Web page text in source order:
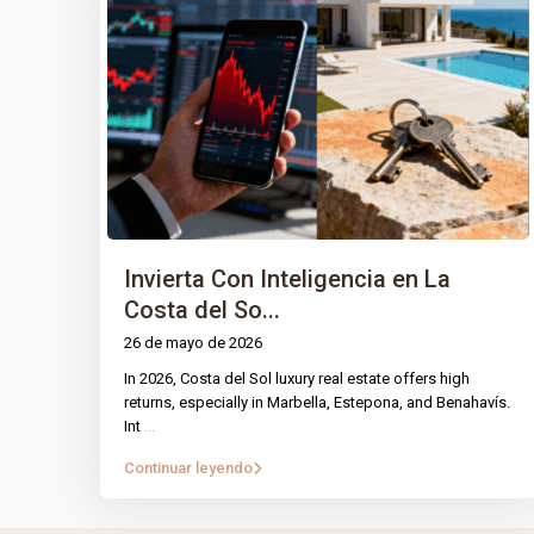
Invierta Con Inteligencia en La
Costa del So...
26 de mayo de 2026
In 2026, Costa del Sol luxury real estate offers high
returns, especially in Marbella, Estepona, and Benahavís.
Int ...
Continuar leyendo
IntRec Homesconecta el mundo
inmobiliario con el emprendimiento.
propiedades y startups, creando valor con
PÁGINAS